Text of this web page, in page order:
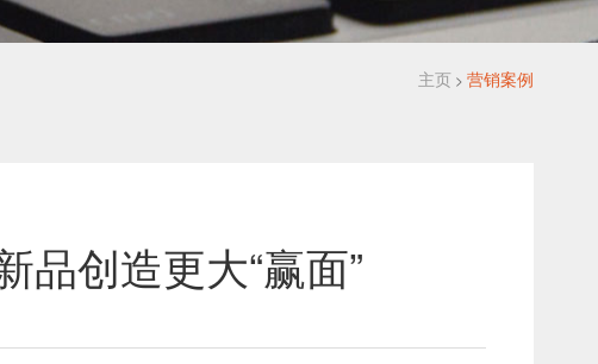
主页 >营销案例
品创造更大“赢面”